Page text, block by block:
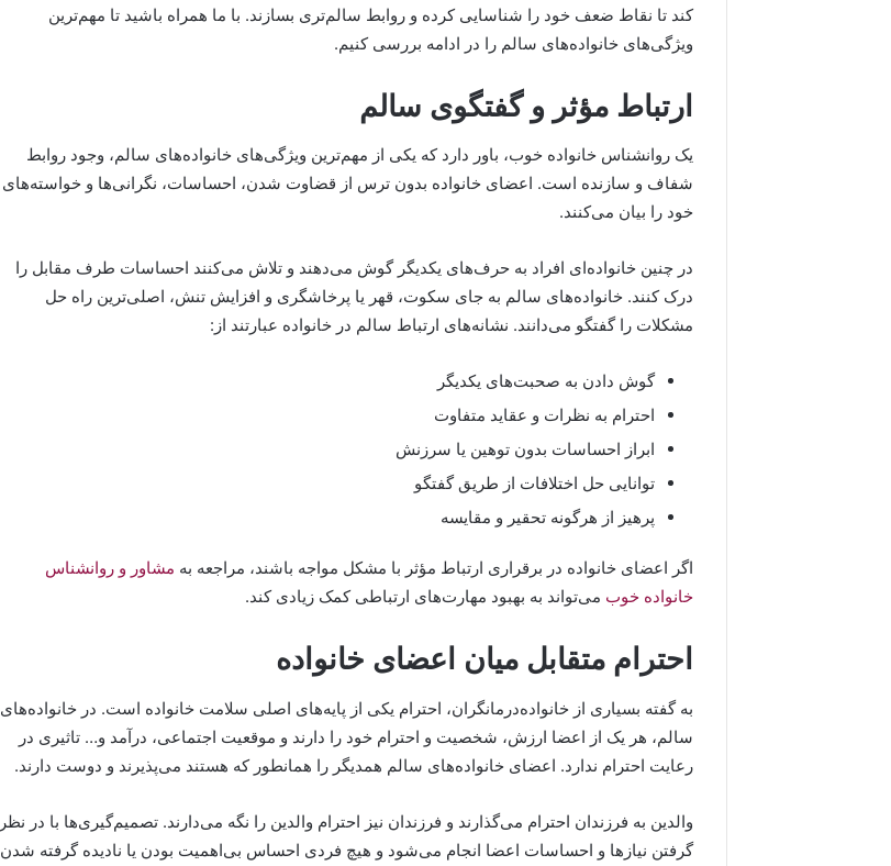
کند تا نقاط ضعف خود را شناسایی کرده و روابط سالم‌تری بسازند. با ما همراه باشید تا مهم‌ترین
ویژگی‌های خانواده‌های سالم را در ادامه بررسی کنیم.
ارتباط مؤثر و گفتگوی سالم
یک روانشناس خانواده خوب، باور دارد که یکی از مهم‌ترین ویژگی‌های خانواده‌های سالم، وجود روابط
شفاف و سازنده است. اعضای خانواده بدون ترس از قضاوت شدن، احساسات، نگرانی‌ها و خواسته‌های
خود را بیان می‌کنند.
در چنین خانواده‌ای افراد به حرف‌های یکدیگر گوش می‌دهند و تلاش می‌کنند احساسات طرف مقابل را
درک کنند. خانواده‌های سالم به جای سکوت، قهر یا پرخاشگری و افزایش تنش، اصلی‌ترین راه حل
مشکلات را گفتگو می‌دانند. نشانه‌های ارتباط سالم در خانواده عبارتند از:
گوش دادن به صحبت‌های یکدیگر
احترام به نظرات و عقاید متفاوت
ابراز احساسات بدون توهین یا سرزنش
توانایی حل اختلافات از طریق گفتگو
پرهیز از هرگونه تحقیر و مقایسه
اگر اعضای خانواده در برقراری ارتباط مؤثر با مشکل مواجه باشند، مراجعه به مشاور و روانشناس
خانواده خوب می‌تواند به بهبود مهارت‌های ارتباطی کمک زیادی کند.
احترام متقابل میان اعضای خانواده
به گفته بسیاری از خانواده‌درمانگران، احترام یکی از پایه‌های اصلی سلامت خانواده است. در خانواده‌های
سالم، هر یک از اعضا ارزش، شخصیت و احترام خود را دارند و موقعیت اجتماعی، درآمد و… تاثیری در
رعایت احترام ندارد. اعضای خانواده‌های سالم همدیگر را همانطور که هستند می‌پذیرند و دوست دارند.
والدین به فرزندان احترام می‌گذارند و فرزندان نیز احترام والدین را نگه می‌دارند. تصمیم‌گیری‌ها با در نظر
گرفتن نیازها و احساسات اعضا انجام می‌شود و هیچ فردی احساس بی‌اهمیت بودن یا نادیده گرفته شدن